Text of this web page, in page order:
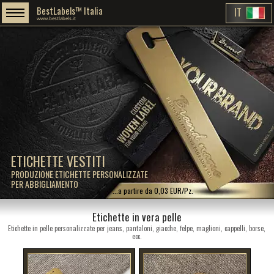
ETICHETTE VESTITI
PRODUZIONE ETICHETTE PERSONALIZZATE
PER ABBIGLIAMENTO
BestLabels™ Italia
www.bestlabels.it IT
...a partire da 0,03 EUR/Pz.
Etichette in vera pelle
Etichette in pelle personalizzate per jeans, pantaloni, giacche, felpe, maglioni, cappelli, borse,
ecc.